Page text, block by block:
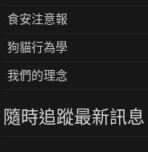
食安注意報
狗貓行為學
我們的理念
隨時追蹤最新訊息